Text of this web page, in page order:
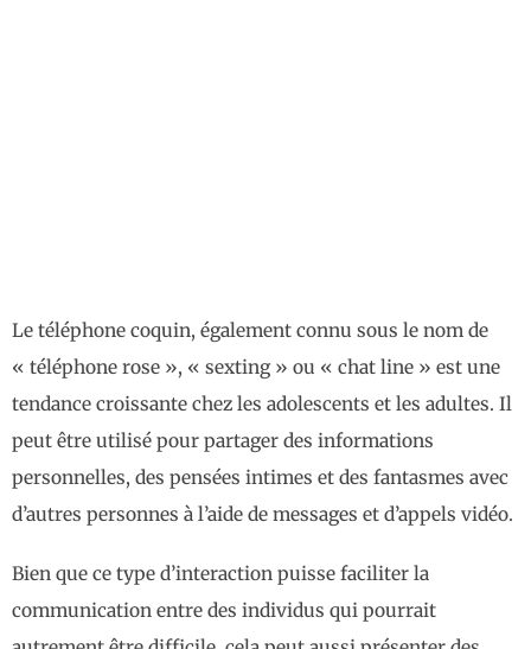
Le téléphone coquin, également connu sous le nom de
« téléphone rose », « sexting » ou « chat line » est une
tendance croissante chez les adolescents et les adultes. Il
peut être utilisé pour partager des informations
personnelles, des pensées intimes et des fantasmes avec
d’autres personnes à l’aide de messages et d’appels vidéo.
Bien que ce type d’interaction puisse faciliter la
communication entre des individus qui pourrait